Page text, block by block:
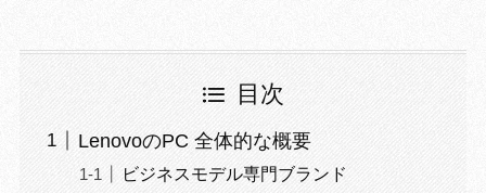
目次
LenovoのPC 全体的な概要
ビジネスモデル専門ブランド